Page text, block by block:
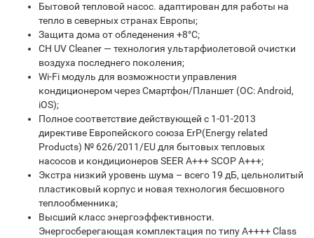
Бытовой тепловой насос. адаптирован для работы на
тепло в северных странах Европы;
Защита дома от обледенения +8°C;
CH UV Cleaner — технология ультарфиолетовой очистки
воздуха последнего поколения;
Wi-Fi модуль для возможности управления
кондиционером через Смартфон/Планшет (ОС: Android,
iOS);
Полное соответствие действующей c 1-01-2013
директиве Европейского союза ErP(Energy related
Products) № 626/2011/EU для бытовых тепловых
насосов и кондиционеров SEER A+++ SCOP A+++;
Экстра низкий уровень шума – всего 19 дБ, цельнолитый
пластиковый корпус и новая технология бесшовного
теплообменника;
Высший класс энергоэффективности.
Энергосберегающая комплектация по типу A++++ Class